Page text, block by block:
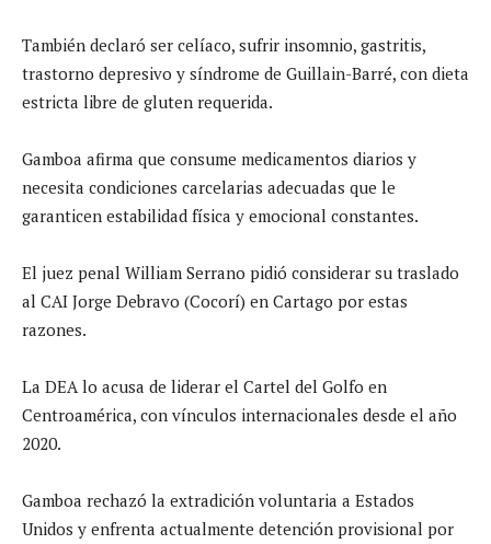
También declaró ser celíaco, sufrir insomnio, gastritis,
trastorno depresivo y síndrome de Guillain-Barré, con dieta
estricta libre de gluten requerida.
Gamboa afirma que consume medicamentos diarios y
necesita condiciones carcelarias adecuadas que le
garanticen estabilidad física y emocional constantes.
El juez penal William Serrano pidió considerar su traslado
al CAI Jorge Debravo (Cocorí) en Cartago por estas
razones.
La DEA lo acusa de liderar el Cartel del Golfo en
Centroamérica, con vínculos internacionales desde el año
2020.
Gamboa rechazó la extradición voluntaria a Estados
Unidos y enfrenta actualmente detención provisional por